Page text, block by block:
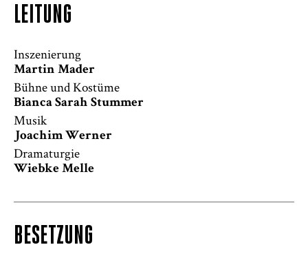
LEITUNG
Inszenierung
Martin Mader
Bühne und Kostüme
Bianca Sarah Stummer
Musik
Joachim Werner
Dramaturgie
Wiebke Melle
BESETZUNG